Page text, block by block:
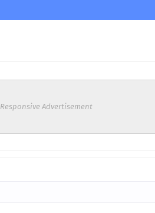
Responsive Advertisement